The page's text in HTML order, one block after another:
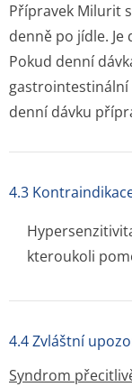
Přípravek Milurit
denně po jídle.
Pokud denní
denní dávku
4.3
kteroukoli
4.4 Zvláštní
Syndrom